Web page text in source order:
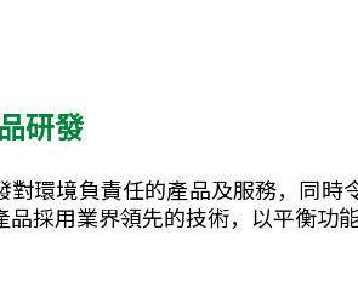
研發
對環境負責任的產品及服務，同時
品採用業界領先的技術，以平衡功